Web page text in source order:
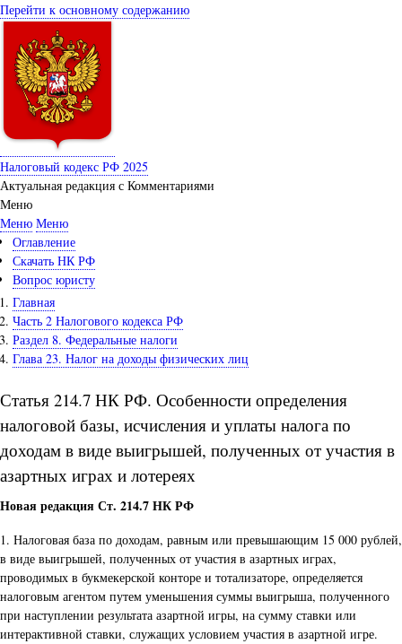
Перейти к основному содержанию
Налоговый кодекс РФ 2025
Актуальная редакция с Комментариями
Меню
Меню Меню
Оглавление
Скачать НК РФ
Вопрос юристу
Главная
Часть 2 Налогового кодекса РФ
Раздел 8. Федеральные налоги
Глава 23. Налог на доходы физических лиц
Статья 214.7 НК РФ. Особенности определения
налоговой базы, исчисления и уплаты налога по
доходам в виде выигрышей, полученных от участия в
азартных играх и лотереях
Новая редакция Ст. 214.7 НК РФ
1. Налоговая база по доходам, равным или превышающим 15 000 рублей,
в виде выигрышей, полученных от участия в азартных играх,
проводимых в букмекерской конторе и тотализаторе, определяется
налоговым агентом путем уменьшения суммы выигрыша, полученного
при наступлении результата азартной игры, на сумму ставки или
интерактивной ставки, служащих условием участия в азартной игре.